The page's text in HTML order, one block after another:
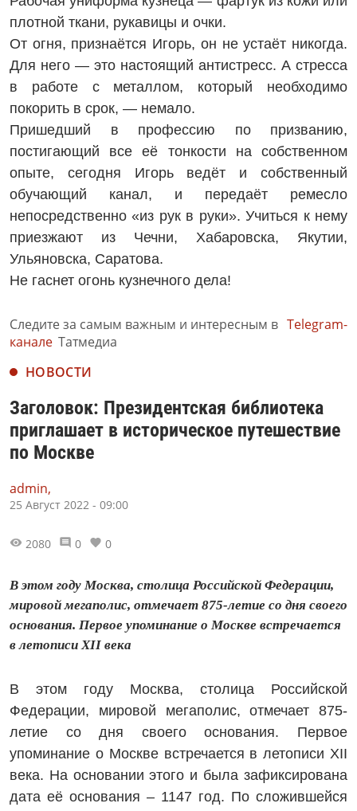
плотной ткани, рукавицы и очки.
От огня, признаётся Игорь, он не устаёт никогда.
Для него — это настоящий антистресс. А стресса
в работе с металлом, который необходимо
покорить в срок, — немало.
Пришедший в профессию по призванию,
постигающий все её тонкости на собственном
опыте, сегодня Игорь ведёт и собственный
обучающий канал, и передаёт ремесло
непосредственно «из рук в руки». Учиться к нему
приезжают из Чечни, Хабаровска, Якутии,
Ульяновска, Саратова.
Не гаснет огонь кузнечного дела!
Следите за самым важным и интересным в Telegram-
канале Татмедиа
НОВОСТИ
Заголовок: Президентская библиотека
приглашает в историческое путешествие
по Москве
admin,
25 Август 2022 - 09:00
2080 0 0
В этом году Москва, столица Российской Федерации,
мировой мегаполис, отмечает 875-летие со дня своего
основания. Первое упоминание о Москве встречается
в летописи XII века
В этом году Москва, столица Российской
Федерации, мировой мегаполис, отмечает 875-
летие со дня своего основания. Первое
упоминание о Москве встречается в летописи XII
века. На основании этого и была зафиксирована
дата её основания – 1147 год. По сложившейся